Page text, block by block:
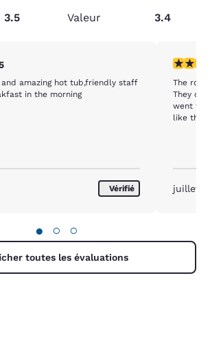
3.5 Valeur 3.4
1 commentaire
and amazing hot tub,friendly staff
in the morning
Vérifié
1 étoile.
The
They
went
like they
juillet
● ○ ○
toutes les évaluations